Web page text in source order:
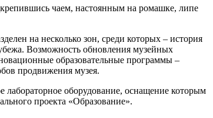
чаем, настоянным на ромашке, липе
на несколько зон, среди которых – история
Возможность обновления музейных
образовательные программы –
продвижения музея.
лабораторное оборудование, оснащение которым
проекта «Образование».